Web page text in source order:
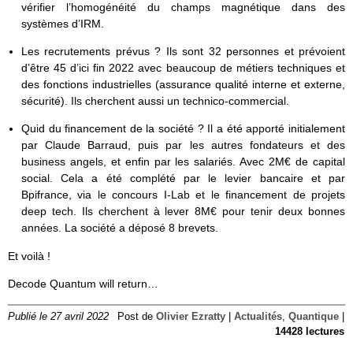
vérifier l’homogénéité du champs magnétique dans des
systèmes d’IRM.
Les recrutements prévus ? Ils sont 32 personnes et prévoient
d’être 45 d’ici fin 2022 avec beaucoup de métiers techniques et
des fonctions industrielles (assurance qualité interne et externe,
sécurité). Ils cherchent aussi un technico-commercial.
Quid du financement de la société ? Il a été apporté initialement
par Claude Barraud, puis par les autres fondateurs et des
business angels, et enfin par les salariés. Avec 2M€ de capital
social. Cela a été complété par le levier bancaire et par
Bpifrance, via le concours I-Lab et le financement de projets
deep tech. Ils cherchent à lever 8M€ pour tenir deux bonnes
années. La société a déposé 8 brevets.
Et voilà !
Decode Quantum will return…
Publié le 27 avril 2022 Post de Olivier Ezratty Actualités Quantique
14428 lectures